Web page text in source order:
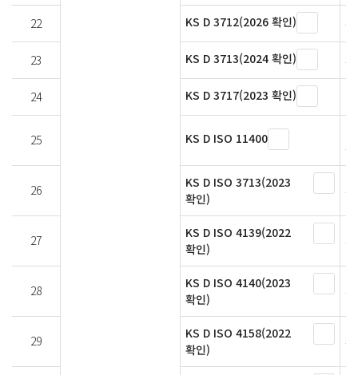
22 KS D 3712(2026 확인)
23 KS D 3713(2024 확인)
24 KS D 3717(2023 확인)
25 KS D ISO 11400
26
KS D ISO 3713(2023
확인)
27
KS D ISO 4139(2022
확인)
28
KS D ISO 4140(2023
확인)
29
KS D ISO 4158(2022
확인)